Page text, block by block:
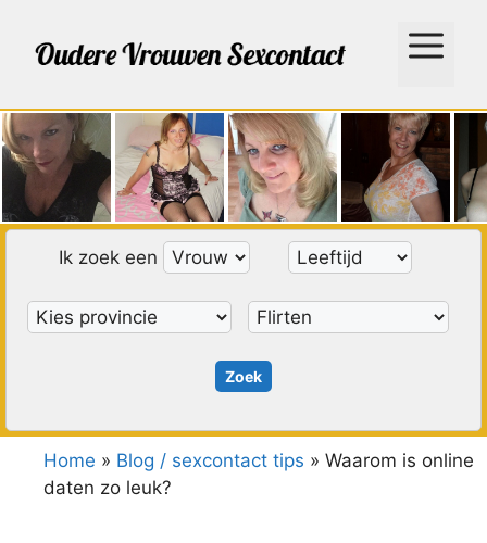
Menu
Ik zoek een
Home » Blog / sexcontact tips » Waarom is online
daten zo leuk?